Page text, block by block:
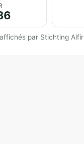
par Stichting